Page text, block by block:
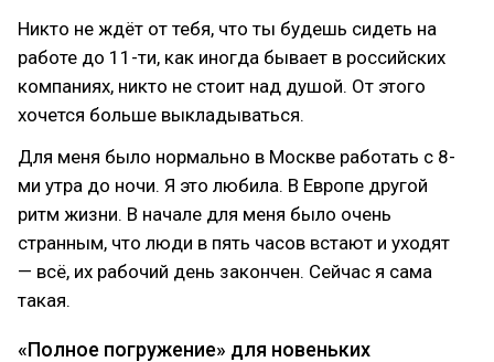
Никто не ждёт от тебя, что ты будешь сидеть на
работе до 11-ти, как иногда бывает в российских
компаниях, никто не стоит над душой. От этого
хочется больше выкладываться.
Для меня было нормально в Москве работать с 8-
ми утра до ночи. Я это любила. В Европе другой
ритм жизни. В начале для меня было очень
странным, что люди в пять часов встают и уходят
— всё, их рабочий день закончен. Сейчас я сама
такая.
«Полное погружение» для новеньких